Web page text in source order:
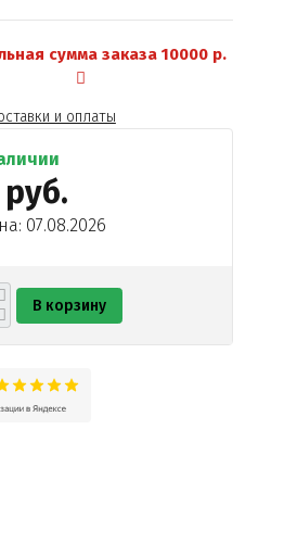
сумма заказа 10000 р.
и оплаты
руб.
07.08.2026
В корзину